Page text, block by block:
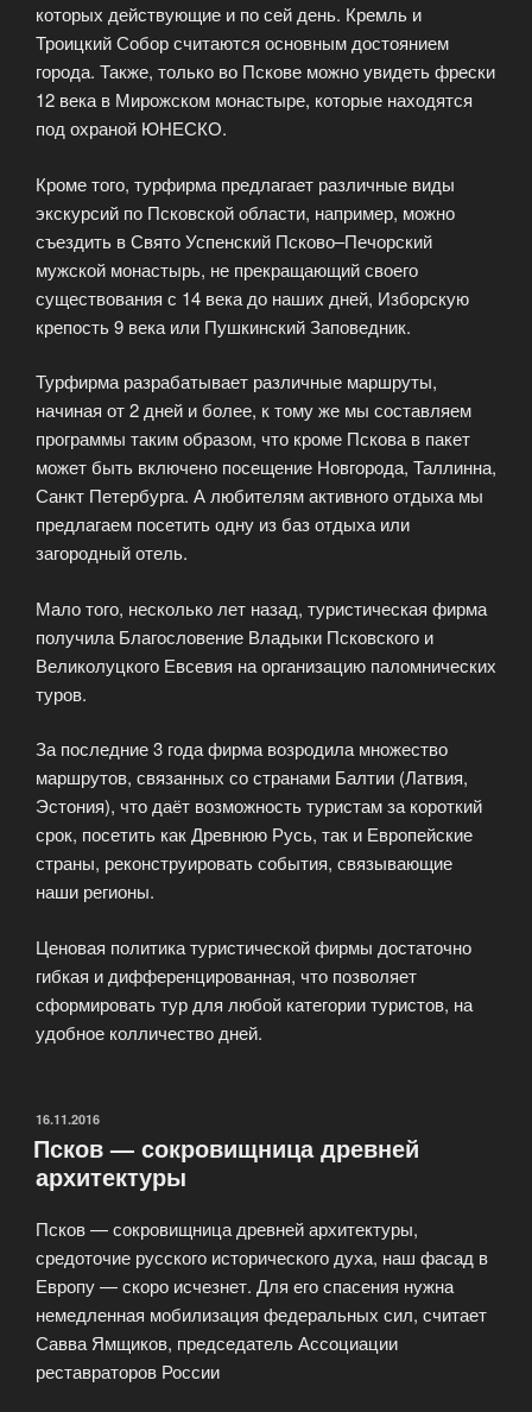
которых действующие и по сей день. Кремль и
Троицкий Собор считаются основным достоянием
города. Также, только во Пскове можно увидеть фрески
12 века в Мирожском монастыре, которые находятся
под охраной ЮНЕСКО.
Кроме того, турфирма предлагает различные виды
экскурсий по Псковской области, например, можно
съездить в Свято Успенский Псково–Печорский
мужской монастырь, не прекращающий своего
существования с 14 века до наших дней, Изборскую
крепость 9 века или Пушкинский Заповедник.
Турфирма разрабатывает различные маршруты,
начиная от 2 дней и более, к тому же мы составляем
программы таким образом, что кроме Пскова в пакет
может быть включено посещение Новгорода, Таллинна,
Санкт Петербурга. А любителям активного отдыха мы
предлагаем посетить одну из баз отдыха или
загородный отель.
Мало того, несколько лет назад, туристическая фирма
получила Благословение Владыки Псковского и
Великолуцкого Евсевия на организацию паломнических
туров.
За последние 3 года фирма возродила множество
маршрутов, связанных со странами Балтии (Латвия,
Эстония), что даёт возможность туристам за короткий
срок, посетить как Древнюю Русь, так и Европейские
страны, реконструировать события, связывающие
наши регионы.
Ценовая политика туристической фирмы достаточно
гибкая и дифференцированная, что позволяет
сформировать тур для любой категории туристов, на
удобное колличество дней.
ОПУБЛИКОВАНО
16.11.2016
Псков — сокровищница древней
архитектуры
Псков — сокровищница древней архитектуры,
средоточие русского исторического духа, наш фасад в
Европу — скоро исчезнет. Для его спасения нужна
немедленная мобилизация федеральных сил, считает
Савва Ямщиков, председатель Ассоциации
реставраторов России